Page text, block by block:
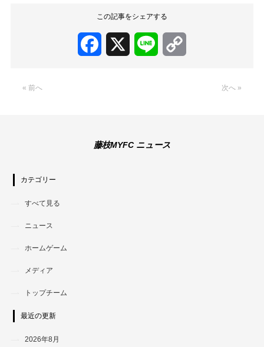
この記事をシェアする
Facebook Line
« 前へ 次へ »
藤枝MYFC ニュース
カテゴリー
すべて見る
ニュース
ホームゲーム
メディア
トップチーム
最近の更新
2026年8月